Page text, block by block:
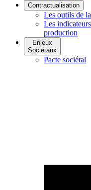
Contractualisation
Les outils de
Les
production
Enjeux
Sociétaux
Pacte sociétal